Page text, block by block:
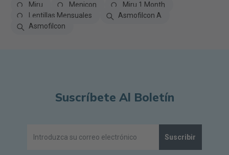
Miru Menicon
Miru 1 Month
Lentillas Mensuales
Asmofilcon A
Asmofilcon
Suscríbete Al Boletín
Suscribir